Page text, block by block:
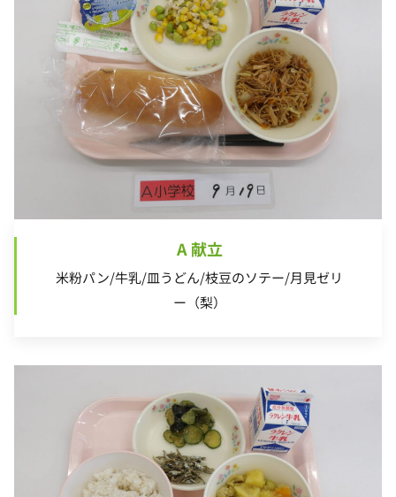
A 献立
米粉パン/牛乳/皿うどん/枝豆のソテー/月見ゼリ
ー（梨）